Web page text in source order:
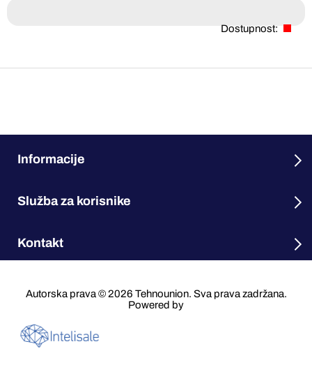
Dostupnost:
Informacije
Služba za korisnike
Kontakt
Autorska prava © 2026 Tehnounion. Sva prava zadržana.
Powered by